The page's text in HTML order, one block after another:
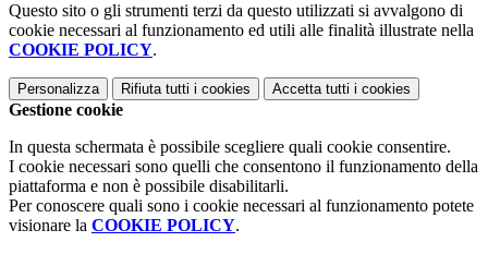
Questo sito o gli strumenti terzi da questo utilizzati si avvalgono di
cookie necessari al funzionamento ed utili alle finalità illustrate nella
COOKIE POLICY.
Personalizza Rifiuta tutti i cookies Accetta tutti i cookies
Gestione cookie
In questa schermata è possibile scegliere quali cookie consentire.
I cookie necessari sono quelli che consentono il funzionamento della
piattaforma e non è possibile disabilitarli.
Per conoscere quali sono i cookie necessari al funzionamento potete
visionare la COOKIE POLICY.